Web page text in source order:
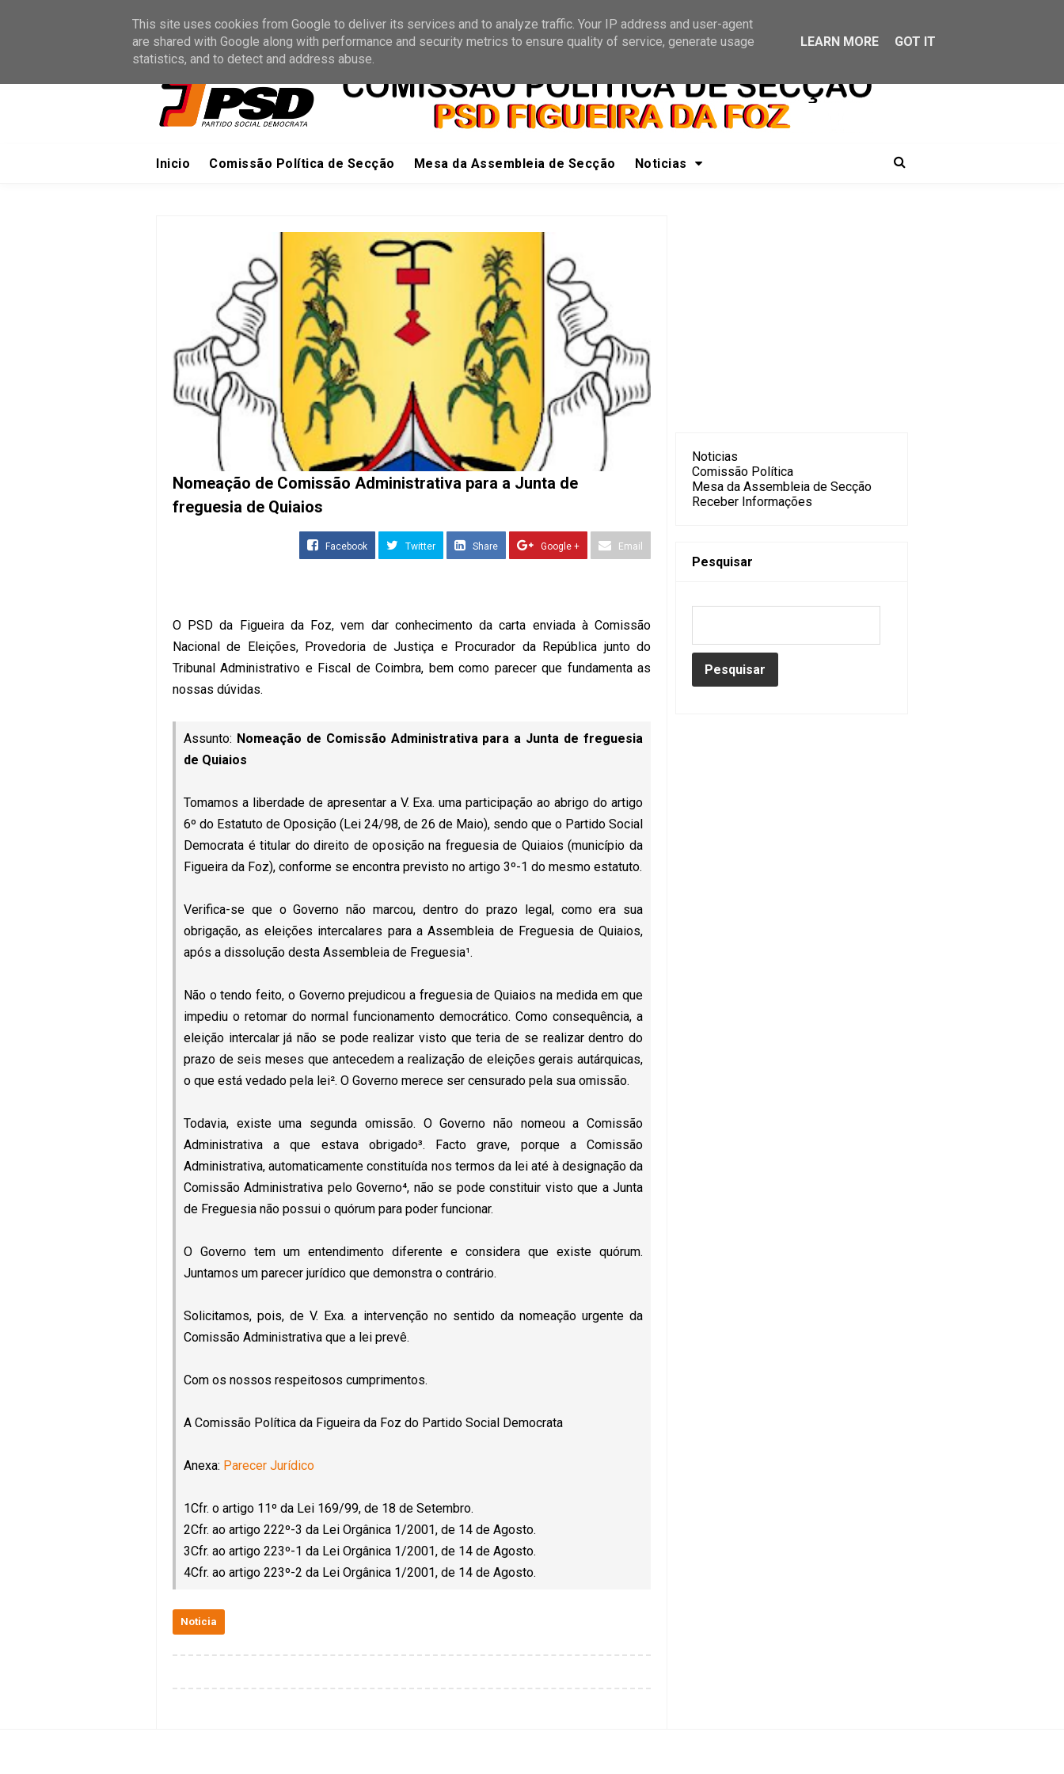
Inicio Sites Oficiais Junte-se a nós Receber Informações
Inicio Comissão Política de Secção Mesa da Assembleia de Secção Noticias
Nomeação de Comissão Administrativa para a Junta de
freguesia de Quiaios
Facebook Twitter Share Google + Email
O PSD da Figueira da Foz, vem dar conhecimento da carta enviada à Comissão
Nacional de Eleições, Provedoria de Justiça e Procurador da República junto do
Tribunal Administrativo e Fiscal de Coimbra, bem como parecer que fundamenta as
nossas dúvidas.
Assunto: Nomeação de Comissão Administrativa para a Junta de freguesia
de Quiaios
Tomamos a liberdade de apresentar a V. Exa. uma participação ao abrigo do artigo
6º do Estatuto de Oposição (Lei 24/98, de 26 de Maio), sendo que o Partido Social
Democrata é titular do direito de oposição na freguesia de Quiaios (município da
Figueira da Foz), conforme se encontra previsto no artigo 3º-1 do mesmo estatuto.
Verifica-se que o Governo não marcou, dentro do prazo legal, como era sua
obrigação, as eleições intercalares para a Assembleia de Freguesia de Quiaios,
após a dissolução desta Assembleia de Freguesia¹.
Não o tendo feito, o Governo prejudicou a freguesia de Quiaios na medida em que
impediu o retomar do normal funcionamento democrático. Como consequência, a
eleição intercalar já não se pode realizar visto que teria de se realizar dentro do
prazo de seis meses que antecedem a realização de eleições gerais autárquicas,
o que está vedado pela lei². O Governo merece ser censurado pela sua omissão.
Todavia, existe uma segunda omissão. O Governo não nomeou a Comissão
Administrativa a que estava obrigado³. Facto grave, porque a Comissão
Administrativa, automaticamente constituída nos termos da lei até à designação da
Comissão Administrativa pelo Governo⁴, não se pode constituir visto que a Junta
de Freguesia não possui o quórum para poder funcionar.
O Governo tem um entendimento diferente e considera que existe quórum.
Juntamos um parecer jurídico que demonstra o contrário.
Solicitamos, pois, de V. Exa. a intervenção no sentido da nomeação urgente da
Comissão Administrativa que a lei prevê.
Com os nossos respeitosos cumprimentos.
A Comissão Política da Figueira da Foz do Partido Social Democrata
Anexa: Parecer Jurídico
1Cfr. o artigo 11º da Lei 169/99, de 18 de Setembro.
2Cfr. ao artigo 222º-3 da Lei Orgânica 1/2001, de 14 de Agosto.
3Cfr. ao artigo 223º-1 da Lei Orgânica 1/2001, de 14 de Agosto.
4Cfr. ao artigo 223º-2 da Lei Orgânica 1/2001, de 14 de Agosto.
Noticia
Noticias
Comissão Política
Mesa da Assembleia de Secção
Receber Informações
Pesquisar
This site uses cookies from Google to deliver its services and to analyze traffic. Your IP address and user-agent
are shared with Google along with performance and security metrics to ensure quality of service, generate usage
statistics, and to detect and address abuse.
LEARN MORE GOT IT